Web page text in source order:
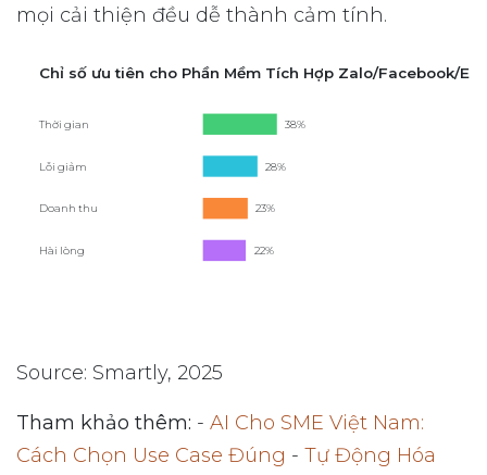
mọi cải thiện đều dễ thành cảm tính.
Chỉ số ưu tiên cho Phần Mềm Tích Hợp Zalo/Facebook/
Thời gian 38%
Lỗi giảm 28%
Doanh thu 23%
Hài lòng 22%
Source: Smartly, 2025
Tham khảo thêm: - AI Cho SME Việt Nam:
Cách Chọn Use Case Đúng - Tự Động Hóa